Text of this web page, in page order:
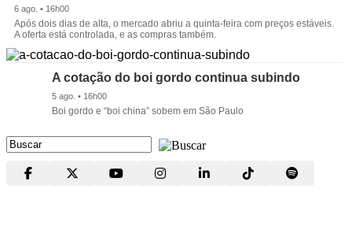
6 ago. • 16h00
Após dois dias de alta, o mercado abriu a quinta-feira com preços estáveis.
A oferta está controlada, e as compras também.
A cotação do boi gordo continua subindo
5 ago. • 16h00
Boi gordo e “boi china” sobem em São Paulo